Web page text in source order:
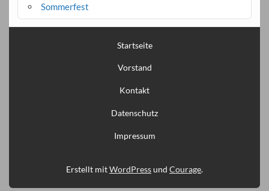
Sommerfest
Startseite
Vorstand
Kontakt
Datenschutz
Impressum
Erstellt mitWordPressund Courage.